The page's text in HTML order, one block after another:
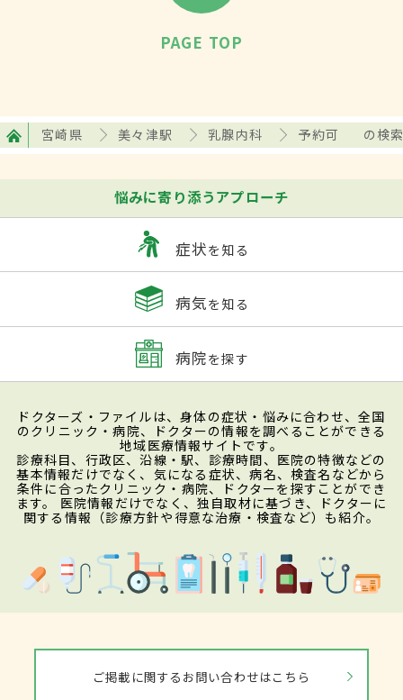
PAGE TOP
宮崎県 美々津駅 乳腺内科 予約可 の検
悩みに寄り添うアプローチ
症状を知る
病気を知る
病院を探す
ドクターズ・ファイルは、身体の症状・悩みに合わせ、全国
のクリニック・病院、ドクターの情報を調べることができる
地域医療情報サイトです。
診療科目、行政区、沿線・駅、診療時間、医院の特徴などの
基本情報だけでなく、気になる症状、病名、検査名などから
条件に合ったクリニック・病院、ドクターを探すことができ
ます。 医院情報だけでなく、独自取材に基づき、ドクターに
関する情報（診療方針や得意な治療・検査など）も紹介。
ご掲載に関するお問い合わせはこちら